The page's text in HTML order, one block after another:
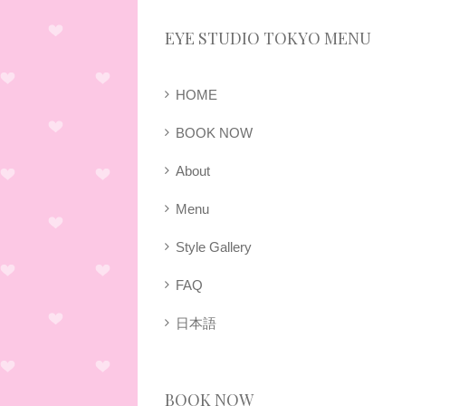
EYE STUDIO TOKYO MENU
HOME
BOOK NOW
About
Menu
Style Gallery
FAQ
日本語
BOOK NOW